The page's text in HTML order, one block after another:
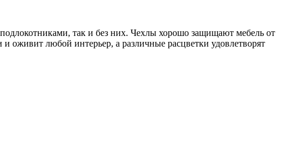
так и без них. Чехлы хорошо защищают мебель от
оживит любой интерьер, а различные расцветки удовлетворят